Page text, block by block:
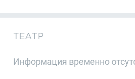
ТЕАТР
Информация временно